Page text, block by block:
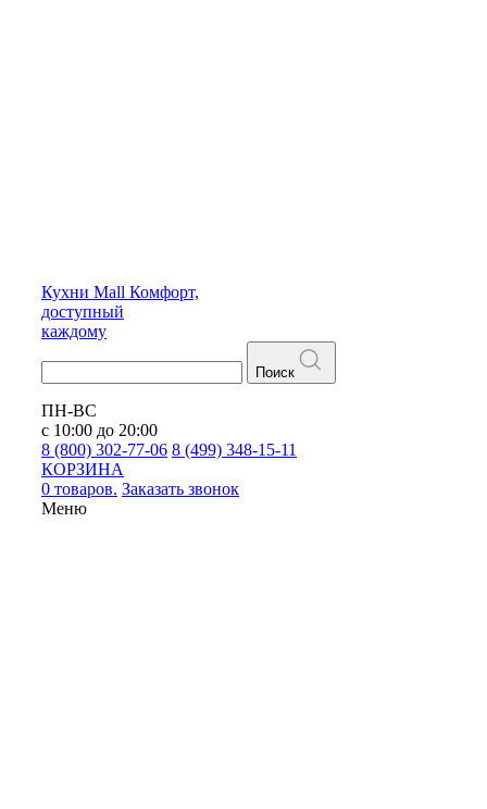
Кухни Mall Комфорт,
доступный
каждому
Поиск
ПН-ВС
с 10:00 до 20:00
8 (800) 302-77-06 8 (499) 348-15-11
КОРЗИНА
0 товаров. Заказать звонок
Меню